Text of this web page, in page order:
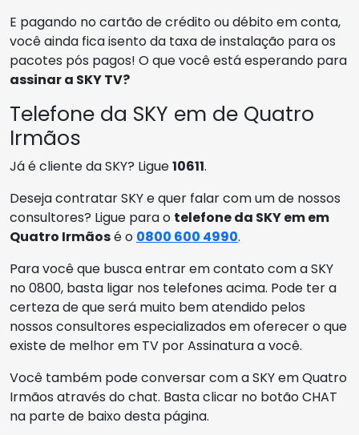
E pagando no cartão de crédito ou débito em conta,
você ainda fica isento da taxa de instalação para os
pacotes pós pagos! O que você está esperando para
assinar a SKY TV?
Telefone da SKY em de Quatro
Irmãos
Já é cliente da SKY? Ligue10611.
Deseja contratar SKY e quer falar com um de nossos
consultores? Ligue para o telefone da SKY em em
Quatro Irmãosé o 0800 600 4990.
Para você que busca entrar em contato com a SKY
no 0800, basta ligar nos telefones acima. Pode ter a
certeza de que será muito bem atendido pelos
nossos consultores especializados em oferecer o que
existe de melhor em TV por Assinatura a você.
Você também pode conversar com a SKY em Quatro
Irmãos através do chat. Basta clicar no botão CHAT
na parte de baixo desta página.